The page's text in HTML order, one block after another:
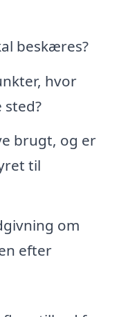
beskæres?
hvor
brugt, og er
til
om
efter